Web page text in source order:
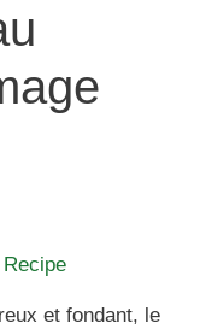
Recipe
et fondant, le